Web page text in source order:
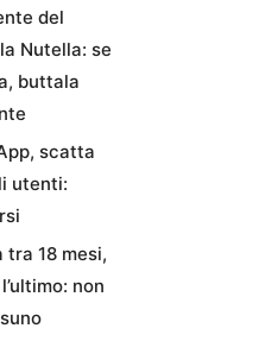
del
Nutella: se
buttala
scatta
utenti:
tra 18 mesi,
non